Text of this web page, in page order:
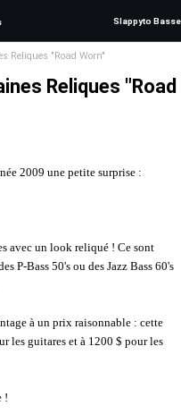
Slappyto Basse
Reliques "Road Worn"
Reliques "Road
2009 une petite surprise :
avec un look reliqué ! Ce sont
P-Bass 50's ou des Jazz Bass 60's
à un prix raisonnable : cette
les guitares et à 1200 $ pour les
!